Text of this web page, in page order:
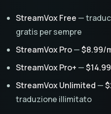
StreamVox Free —
gratis per sempre
StreamVox Pro—$8.99/
StreamVox Pro+ —
StreamVox Unlimited —
traduzione illimitato